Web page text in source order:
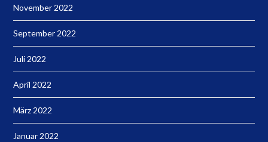
November 2022
September 2022
Juli 2022
April 2022
März 2022
Januar 2022